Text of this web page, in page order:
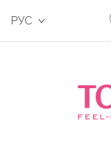
РУС